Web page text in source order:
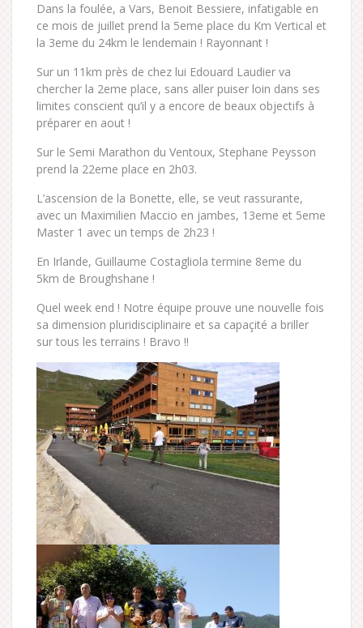
Dans la foulée, a Vars, Benoit Bessiere, infatigable en
ce mois de juillet prend la 5eme place du Km Vertical et
la 3eme du 24km le lendemain ! Rayonnant !
Sur un 11km près de chez lui Edouard Laudier va
chercher la 2eme place, sans aller puiser loin dans ses
limites conscient qu’il y a encore de beaux objectifs à
préparer en aout !
Sur le Semi Marathon du Ventoux, Stephane Peysson
prend la 22eme place en 2h03.
L’ascension de la Bonette, elle, se veut rassurante,
avec un Maximilien Maccio en jambes, 13eme et 5eme
Master 1 avec un temps de 2h23 !
En Irlande, Guillaume Costagliola termine 8eme du
5km de Broughshane !
Quel week end ! Notre équipe prouve une nouvelle fois
sa dimension pluridisciplinaire et sa capaçité a briller
sur tous les terrains ! Bravo !!